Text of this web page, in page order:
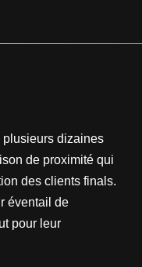
plusieurs dizaines
de proximité qui
des clients finals.
éventail de
pour leur